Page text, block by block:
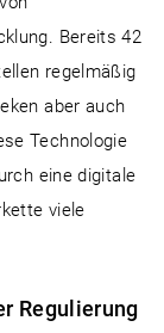
Bereits 42
regelmäßig
aber auch
Technologie
eine digitale
viele
Regulierung